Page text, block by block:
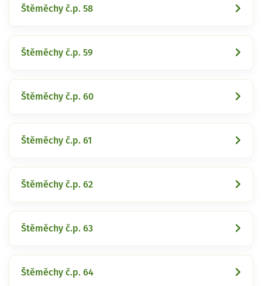
Štěměchy č.p. 58
Štěměchy č.p. 59
Štěměchy č.p. 60
Štěměchy č.p. 61
Štěměchy č.p. 62
Štěměchy č.p. 63
Štěměchy č.p. 64